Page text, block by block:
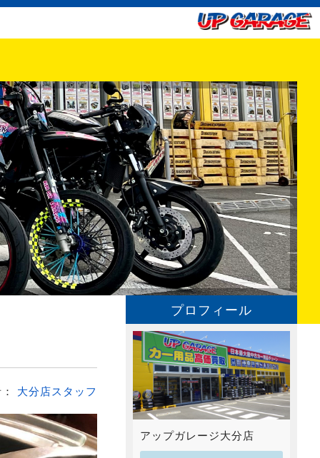
大分店スタッフ
プロフィール
アップガレージ大分店